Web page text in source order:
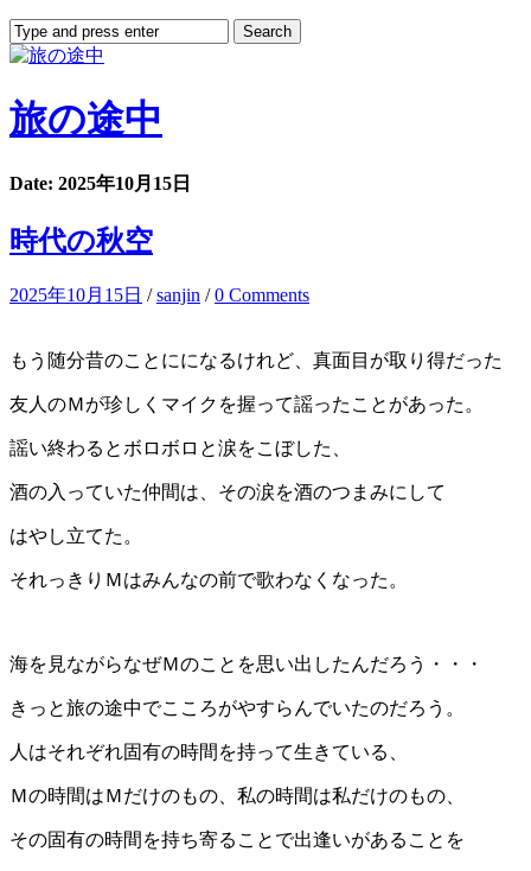
旅の途中
Date: 2025年10月15日
時代の秋空
2025年10月15日 /sanjin /0 Comments
もう随分昔のことにになるけれど、真面目が取り得だった
友人のＭが珍しくマイクを握って謡ったことがあった。
謡い終わるとボロボロと涙をこぼした、
酒の入っていた仲間は、その涙を酒のつまみにして
はやし立てた。
それっきりＭはみんなの前で歌わなくなった。
海を見ながらなぜＭのことを思い出したんだろう・・・
きっと旅の途中でこころがやすらんでいたのだろう。
人はそれぞれ固有の時間を持って生きている、
Ｍの時間はＭだけのもの、私の時間は私だけのもの、
その固有の時間を持ち寄ることで出逢いがあることを